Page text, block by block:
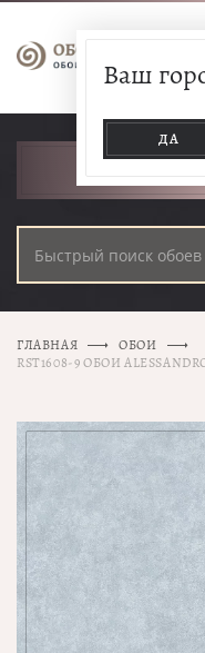
Ваш
ДА
ГЛАВНАЯ
ОБОИ
RST1608-9 ОБОИ